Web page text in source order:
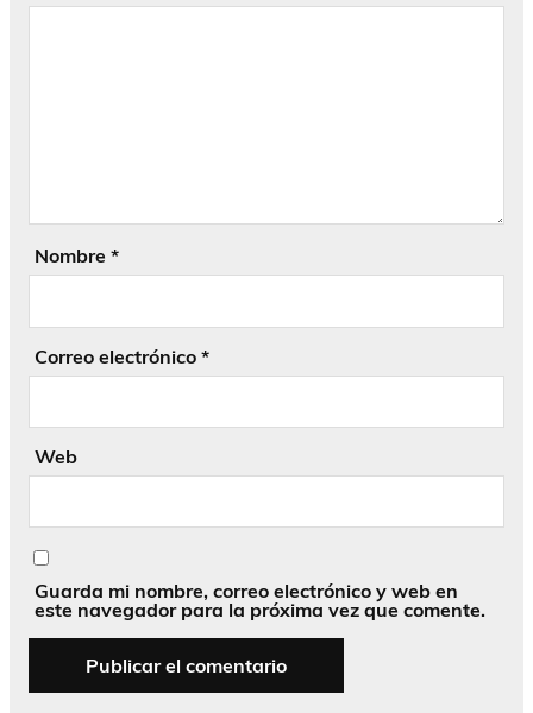
Nombre *
Correo electrónico *
Web
Guarda mi nombre, correo electrónico y web en
este navegador para la próxima vez que comente.